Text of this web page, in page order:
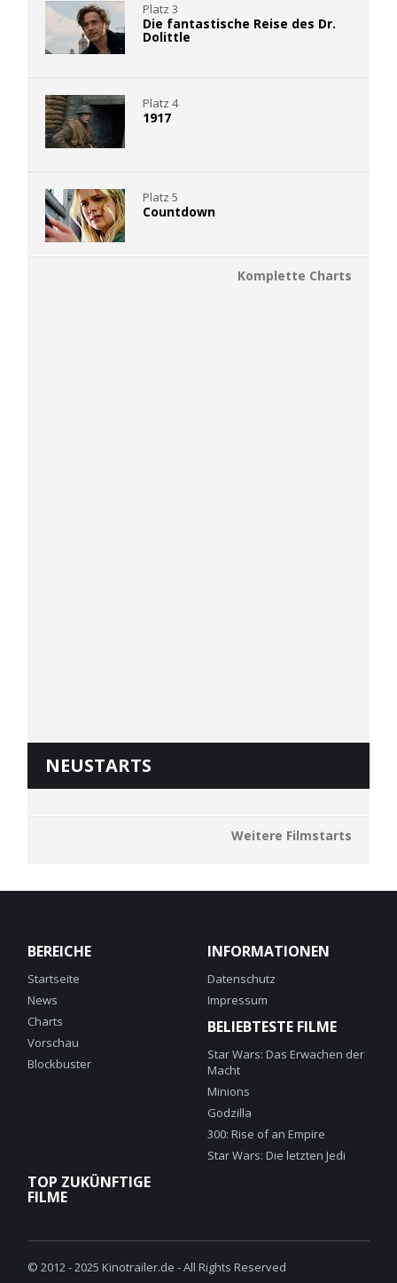
Platz 3
Die fantastische Reise des Dr.
Dolittle
Platz 4
1917
Platz 5
Countdown
Komplette Charts
NEUSTARTS
Weitere Filmstarts
BEREICHE
Startseite
News
Charts
Vorschau
Blockbuster
INFORMATIONEN
Datenschutz
Impressum
BELIEBTESTE FILME
Star Wars: Das Erwachen der
Macht
Minions
Godzilla
300: Rise of an Empire
Star Wars: Die letzten Jedi
TOP ZUKÜNFTIGE
FILME
© 2012 - 2025 Kinotrailer.de - All Rights Reserved